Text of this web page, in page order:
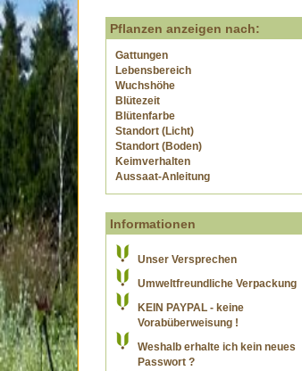
Pflanzen anzeigen nach:
Gattungen
Lebensbereich
Wuchshöhe
Blütezeit
Blütenfarbe
Standort (Licht)
Standort (Boden)
Keimverhalten
Aussaat-Anleitung
Informationen
Unser Versprechen
Umweltfreundliche Verpackung
KEIN PAYPAL - keine
Vorabüberweisung !
Weshalb erhalte ich kein neues
Passwort ?